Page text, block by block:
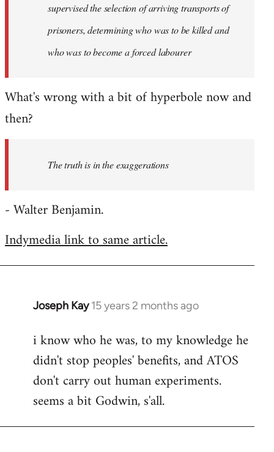
supervised the selection of arriving transports of
prisoners, determining who was to be killed and
who was to become a forced labourer
What's wrong with a bit of hyperbole now and
then?
The truth is in the exaggerations
- Walter Benjamin.
Indymedia link to same article.
Joseph Kay 15 years 2 months ago
In
to
Welcome
libcom.org
i know who he was, to my knowledge he
didn't stop peoples' benefits, and ATOS
don't carry out human experiments.
seems a bit Godwin, s'all.